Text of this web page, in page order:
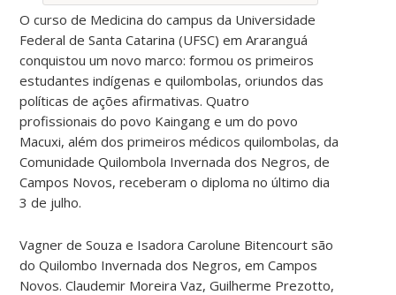
O curso de Medicina do campus da Universidade
Federal de Santa Catarina (UFSC) em Araranguá
conquistou um novo marco: formou os primeiros
estudantes indígenas e quilombolas, oriundos das
políticas de ações afirmativas. Quatro
profissionais do povo Kaingang e um do povo
Macuxi, além dos primeiros médicos quilombolas, da
Comunidade Quilombola Invernada dos Negros, de
Campos Novos, receberam o diploma no último dia
3 de julho.
Vagner de Souza e Isadora Carolune Bitencourt são
do Quilombo Invernada dos Negros, em Campos
Novos. Claudemir Moreira Vaz, Guilherme Prezotto,